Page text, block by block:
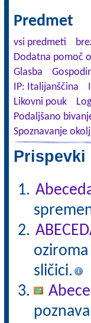
Predmet
vsi predmeti
Dodatna pomoč
Glasba
IP: Italijanščina
Likovni pouk
Podaljšano
Spoznavanje
Prispevki
sličici.